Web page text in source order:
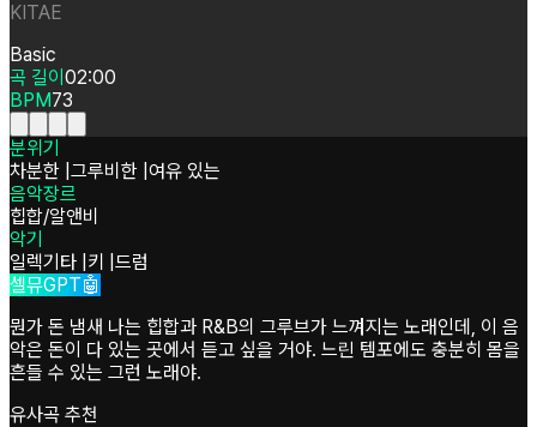
KITAE
Basic
곡 길이 02:00
BPM73
분위기
차분한 그루비한 여유 있는
음악장르
힙합/알앤비
악기
일렉기타 키 드럼
셀뮤GPT🤖
뭔가 돈 냄새 나는 힙합과 R&B의 그루브가 느껴지는 노래인데, 이 음
악은 돈이 다 있는 곳에서 듣고 싶을 거야. 느린 템포에도 충분히 몸을
흔들 수 있는 그런 노래야.
유사곡 추천